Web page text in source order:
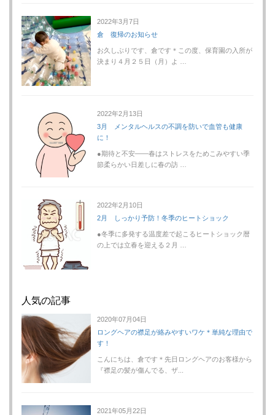
2022年3月7日
倉 復帰のお知らせ
お久しぶりです、倉です＊この度、保育園の入所が
決まり４月２５日（月）よ …
2022年2月13日
3月 メンタルヘルスの不調を防いで血管も健康
に！
●期待と不安――春はストレスをためこみやすい季
節柔らかい日差しに春の訪 …
2022年2月10日
2月 しっかり予防！冬季のヒートショック
●冬季に多発する温度差で起こるヒートショック暦
の上では立春を迎える２月 …
人気の記事
2020年07月04日
ロングヘアの襟足が絡みやすいワケ＊単純な理由で
す！
こんにちは、倉です＊先日ロングヘアのお客様から
『襟足の髪が傷んでる、ザ...
2021年05月22日